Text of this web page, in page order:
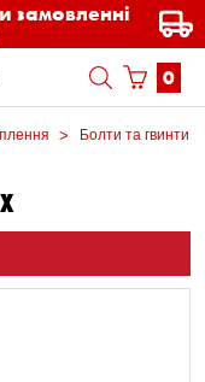
замовленні
0
Болти та гвинти